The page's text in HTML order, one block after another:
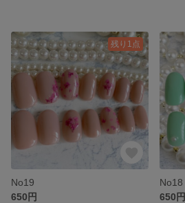
残り1点
No19
650円
No18
650円